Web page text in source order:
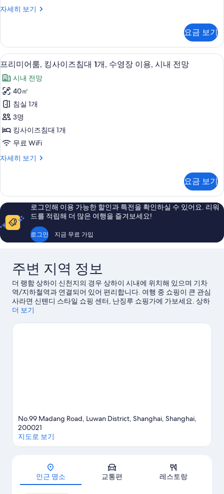
용,
전
망
사
진
모
두
보
기
장
시
내
전
망
자
세
히
보
기
침
2
개,
수
영
장
이
용,
시
내
전
진
모
두
보
자세히 보기
디
윈
룸,
더
침
대
2
개,
수
영
장
이
시
망
자
세
히
보
기
요금 보기
프
리
미
어
룸,
킹
사
즈
대
1
개,
수
영
프리미어룸, 킹사이즈침대 1개, 수영
12
프리미어룸, 킹사이즈침대 1개, 수영장 이용, 시내 전망
시내 전망
40㎡
침실 1개
3명
킹사이즈침대 1개
무료 WiFi
자세히 보기
프
룸,
킹
사
이
즈
침
요금 보기
로그인해 이용 가능한 할인과 특전을 확인하실 수 있어요. 리워
드를 적립해 더 많은 여행을 즐겨보세요!
로그인 지금 무료 가입
주변 지역 정보
더 랭함 상하이 신천지의 경우 상하이 시내에 위치해 있으며 기차
역/지하철역과 연결되어 있어 편리합니다. 여행 중 쇼핑이 큰 관심
사라면 신톈디 스타일 쇼핑 센터, 난징루 쇼핑가에 가보세요. 상하
이 디즈니랜드©도 인기 명소로 유명하니 방문해 볼 만합니다. 예
더 보기
No.99 Madang Road, Luwan District, Shanghai, Shanghai,
200021
지도로 보기
인근 명소 교통편 레스토랑